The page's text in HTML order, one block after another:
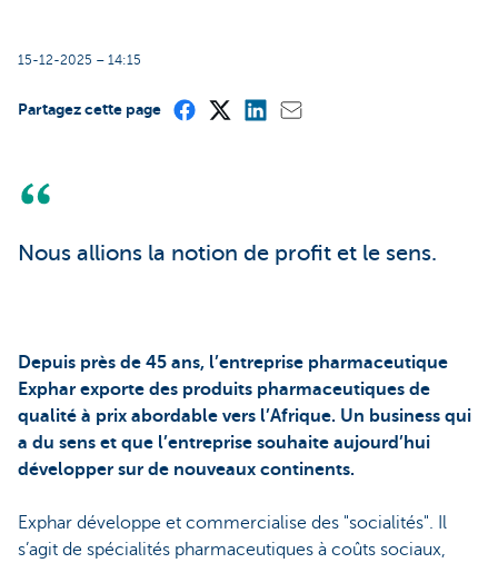
15-12-2025 – 14:15
Partagez cette page
Nous allions la notion de profit et le sens.
Depuis près de 45 ans, l’entreprise pharmaceutique
Exphar exporte des produits pharmaceutiques de
qualité à prix abordable vers l’Afrique. Un business qui
a du sens et que l’entreprise souhaite aujourd’hui
développer sur de nouveaux continents.
Exphar développe et commercialise des "socialités". Il
s’agit de spécialités pharmaceutiques à coûts sociaux,